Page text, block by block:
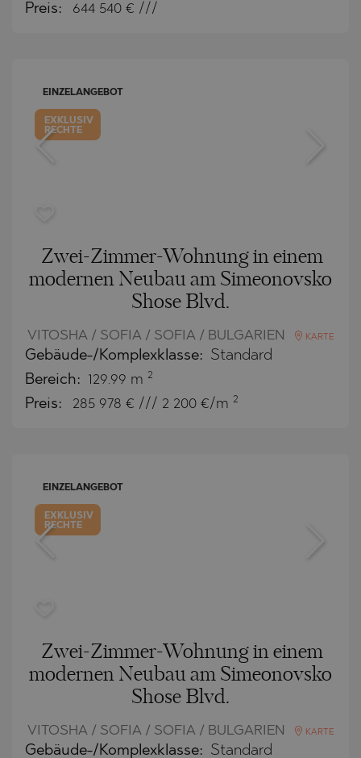
Preis: 644 540 € ///
EINZELANGEBOT
EXKLUSIV
RECHTE
Zwei-Zimmer-Wohnung in einem
modernen Neubau am Simeonovsko
Shose Blvd.
VITOSHA / SOFIA / SOFIA / BULGARIEN KARTE
Gebäude-/Komplexklasse: Standard
Bereich: 129.99 m 2
Preis: 285 978 € /// 2 200 €/m 2
EINZELANGEBOT
EXKLUSIV
RECHTE
Zwei-Zimmer-Wohnung in einem
modernen Neubau am Simeonovsko
Shose Blvd.
VITOSHA / SOFIA / SOFIA / BULGARIEN KARTE
Gebäude-/Komplexklasse: Standard